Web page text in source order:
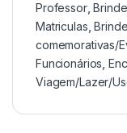
Professor,
Matriculas ,
comemorativas/
Funcionários ,
Viagem/Lazer/